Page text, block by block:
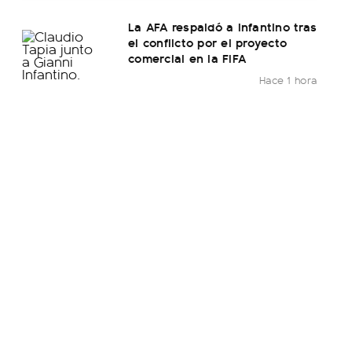
La AFA respaldó a Infantino tras
el conflicto por el proyecto
comercial en la FIFA
Hace 1 hora